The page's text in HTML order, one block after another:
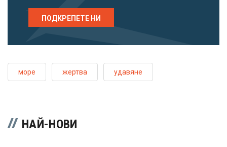
ПОДКРЕПЕТЕ НИ
море жертва удавяне
НАЙ-НОВИ